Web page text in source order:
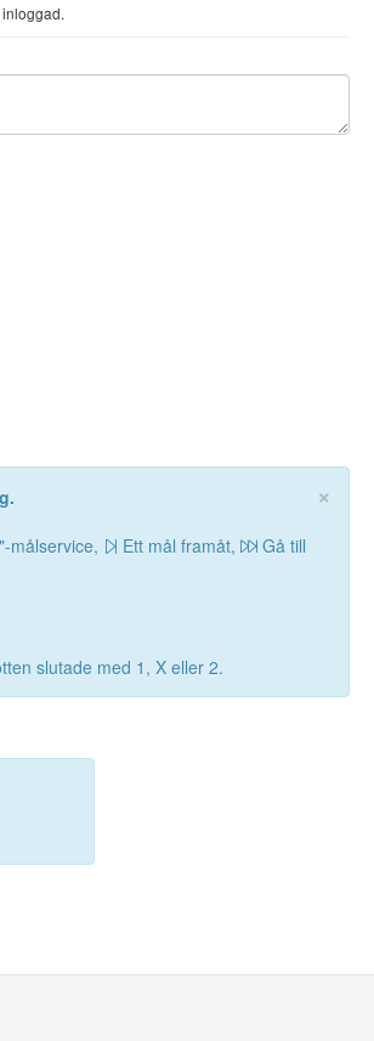
×
målservice, Ett mål framåt,
Gå till
slutade med 1, X eller 2.